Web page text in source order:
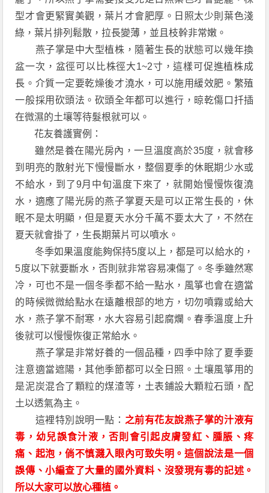
型才會更緊實美觀，葉片才會肥厚。日照太少則葉色淺
綠，葉片排列鬆散，拉長變薄，並且枝幹非常嫩。
燕子掌是中大型植株，隨著生長的狀態可以幾年換
盆一次，盆徑可以比株徑大1~2寸，這樣可促進植株成
長。介質一定要乾燥後才澆水，可以施用緩效肥。繁殖
一般採用砍頭法。砍頭全年都可以進行，晾乾傷口扦插
在微濕的土壤等待髮根就可以。
花友養護實例：
雖然是養在陽光房內，一旦溫度高於35度，就會移
到明亮的散射光下慢慢斷水，整個夏季的休眠期少水或
不給水，到了9月中旬溫度下來了，就開始慢慢恢復澆
水，適應了陽光房的燕子掌夏天是可以正常生長的，休
眠不是太明顯，但是夏天水分千萬不要太大了，不然在
夏天就會掛了，生長期葉片可以噴水。
冬季如果溫度能夠保持5度以上，都是可以給水的，
5度以下就要斷水，否則就非常容易凍傷了。冬季雖然寒
冷，可也不是一個冬季都不給一點水，風箏也會在適當
的時候微微給點水在遠離根部的地方，切勿噴霧或給大
水，燕子掌不耐寒，水大容易引起腐爛。春季溫度上升
後就可以慢慢恢復正常給水。
燕子掌是非常好養的一個品種，四季中除了夏季要
注意適當遮陽，其他季節都可以全日照。土壤風箏用的
是泥炭混合了顆粒的煤渣等，土表鋪設大顆粒石頭，配
土以透氣為主。
這裡特別說明一點： 之前有花友說燕子掌的汁液有
毒，幼兒誤食汁液，否則會引起皮膚發紅、腫脹、疼
痛、起泡，倘不慎濺入眼內可致失明。這個說法是一個
誤傳、小編查了大量的國外資料、沒發現有毒的記述。
所以大家可以放心種植。